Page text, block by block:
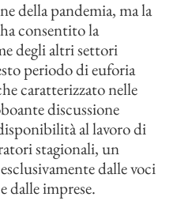
della pandemia, ma la
consentito la
degli altri settori
periodo di euforia
caratterizzato nelle
discussione
al lavoro di
stagionali, un
dalle voci
dalle imprese.